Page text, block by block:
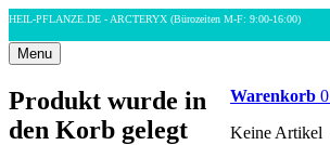
HEIL-PFLANZE.DE - ARCTERYX (Bürozeiten M-F: 9:00-16:00)
Menu
Warenkorb 0
Keine Artikel
Produkt wurde in
den Korb gelegt